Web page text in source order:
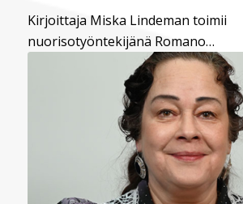
Kirjoittaja Miska Lindeman toimii
nuorisotyöntekijänä Romano…